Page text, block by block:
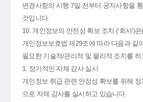
변경사항의 시행 7일 전부터 공지사항을
것입니다.
10. 개인정보의 안전성 확보 조치 ('회사')은
개인정보보호법 제29조에 따라 다음과 같
필요한 기술적/관리적 및 물리적 조치를 하
1. 정기적인 자체 감사 실시
개인정보 취급 관련 안정성 확보를 위해
으로 자체 감사를 실시하고 있습니다.